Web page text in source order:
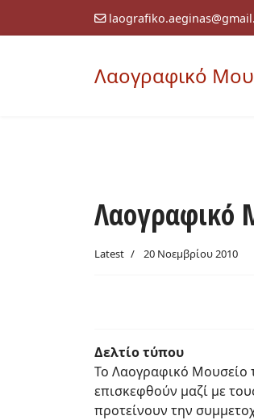
Λαογραφικό
Λαογραφικό
Latest 20 Νοεμβρίου 2010
Δελτίο τύπου
Το Λαογραφικό Μουσείο
επισκεφθούν μαζί με
προτείνουν την